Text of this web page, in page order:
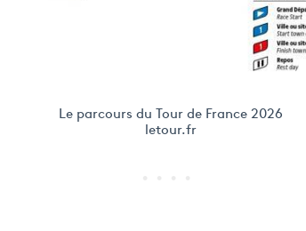
Le parcours du Tour de France 2026
letour.fr